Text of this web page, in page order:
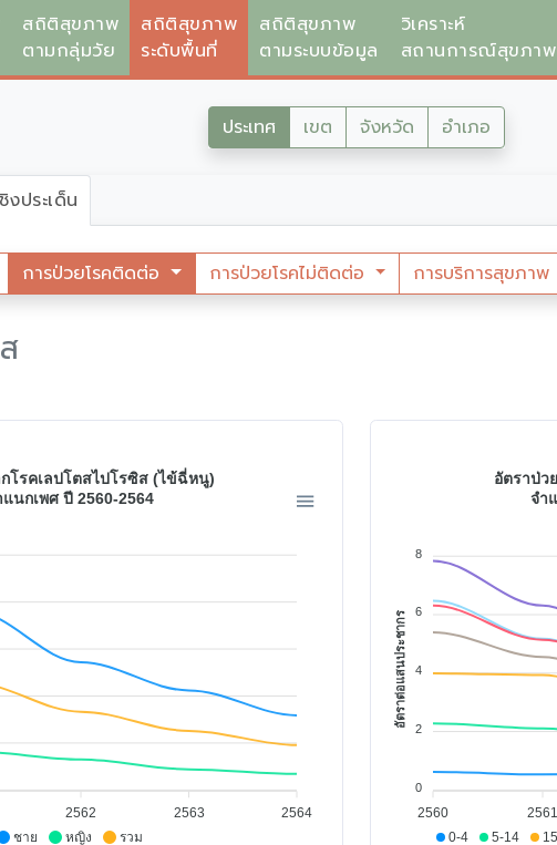
สถิติสุขภาพ
ตามกลุ่มวัย
สถิติสุขภาพ
ระดับพื้นที่
สถิติสุขภาพ
ตามระบบข้อมูล
วิเคราะห์
สถานการณ์สุขภาพ
ประเทศ เขต จังหวัด อำเภอ
ประเด็น
การป่วยโรคติดต่อ การป่วยโรคไม่ติดต่อ การบริการสุขภาพ